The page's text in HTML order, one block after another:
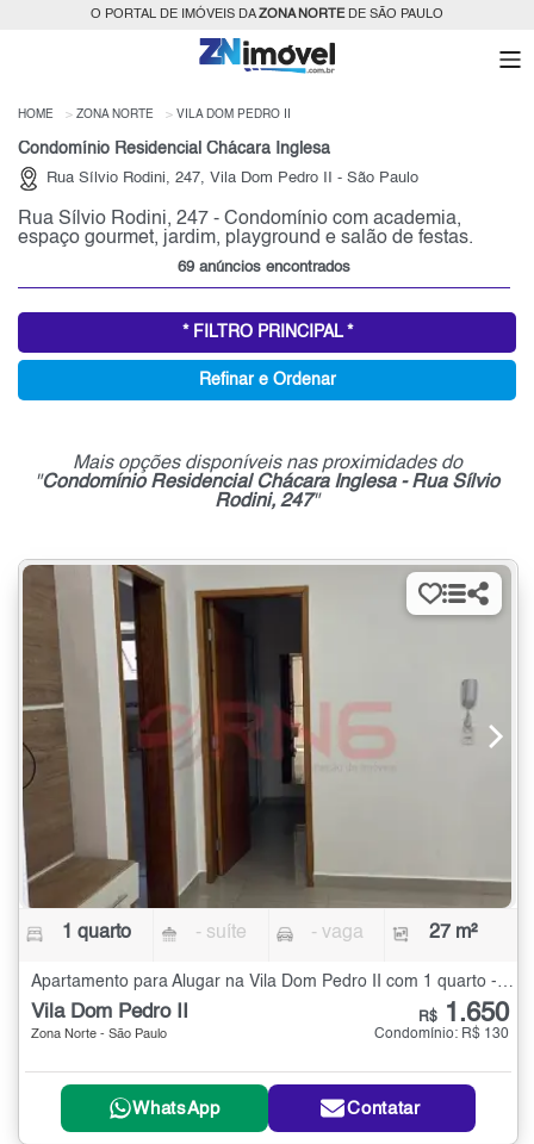
O PORTAL DE IMÓVEIS DAZONA NORTEDE SÃO PAULO
HOME ZONA NORTE VILA DOM PEDRO II
Condomínio Residencial Chácara Inglesa
Rua Sílvio Rodini, 247, Vila Dom Pedro II - São Paulo
Rua Sílvio Rodini, 247 - Condomínio com academia,
espaço gourmet, jardim, playground e salão de festas.
69 anúncios encontrados
* FILTRO PRINCIPAL *
Refinar e Ordenar
Mais opções disponíveis nas proximidades do
"Condomínio Residencial Chácara Inglesa - Rua Sílvio
Rodini, 247"
1 quarto - suíte - vaga 27 m²
Apartamento para Alugar na Vila Dom Pedro II com 1 quarto - 27 m²
Vila Dom Pedro II
Zona Norte - São Paulo
R$ 1.650
Condomínio: R$ 130
WhatsApp Contatar